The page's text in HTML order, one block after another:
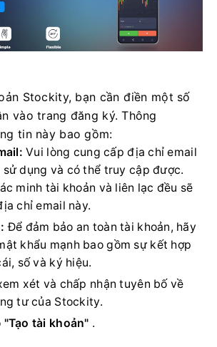
Stockity, bạn cần điền một số
vào trang đăng ký. Thông
tin này bao gồm:
Vui lòng cung cấp địa chỉ email
sử dụng và có thể truy cập được.
minh tài khoản và liên lạc đều sẽ
chỉ email này.
Để đảm bảo an toàn tài khoản, hãy
khẩu mạnh bao gồm sự kết hợp
số và ký hiệu.
xét và chấp nhận tuyên bố về
tư của Stockity.
"Tạo tài khoản" .